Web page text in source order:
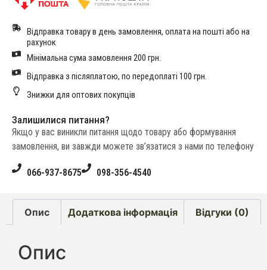
Відправка товару в день замовлення, оплата на пошті або на
рахунок
Мінімальна сума замовлення 200 грн.
Відправка з післяплатою, по передоплаті 100 грн.
Знижки для оптових покупців
Залишилися питання?
Якщо у вас виникли питання щодо товару або формування
замовлення, ви завжди можете зв’язатися з нами по телефону
066-937-8675 098-356-4540
Опис Додаткова інформація Відгуки (0)
Опис